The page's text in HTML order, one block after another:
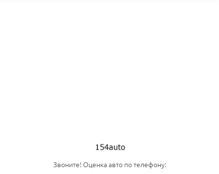
Звоните! Оценка авто по телефону: